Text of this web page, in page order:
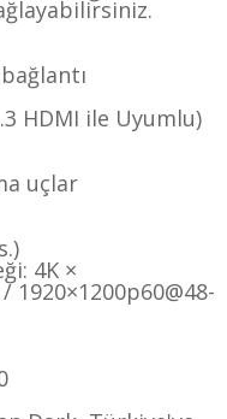
HDMI ile Uyumlu)
uçlar
4K ×
1920×1200p60@48-